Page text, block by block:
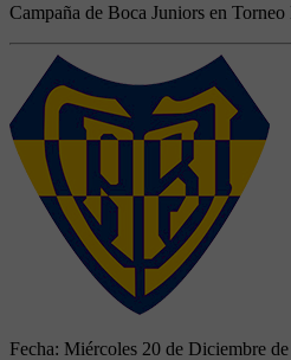
Campaña de Boca Juniors en
Fecha: Miércoles 20 de Diciembre